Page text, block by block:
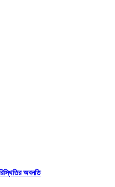
অবনতি